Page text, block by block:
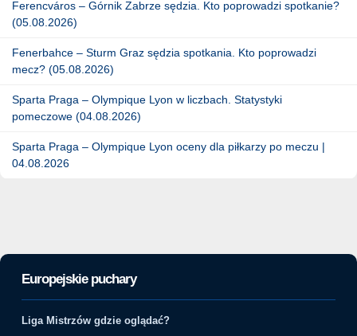
Ferencváros – Górnik Zabrze sędzia. Kto poprowadzi spotkanie?
(05.08.2026)
Fenerbahce – Sturm Graz sędzia spotkania. Kto poprowadzi
mecz? (05.08.2026)
Sparta Praga – Olympique Lyon w liczbach. Statystyki
pomeczowe (04.08.2026)
Sparta Praga – Olympique Lyon oceny dla piłkarzy po meczu |
04.08.2026
Europejskie puchary
Liga Mistrzów gdzie oglądać?